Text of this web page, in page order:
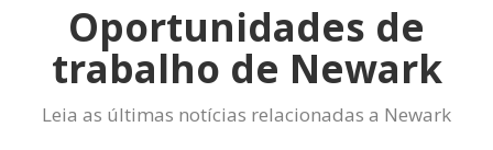
Oportunidades de
trabalho de Newark
Leia as últimas notícias relacionadas a Newark